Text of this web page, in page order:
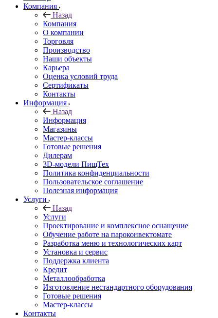
Компания
Назад
Компания
О компании
Торговля
Производство
Наши объекты
Карьера
Оценка условий труда
Сертификаты
Контакты
Информация
Назад
Информация
Магазины
Мастер-классы
Готовые решения
Дилерам
3D-модели ПищТех
Политика конфиденциальности
Пользовательское соглашение
Полезная информация
Услуги
Назад
Услуги
Проектирование и комплексное оснащение
Обучение работе на пароконвектомате
Разработка меню и технологических карт
Установка и сервис
Поддержка клиента
Кредит
Металлообработка
Изготовление нестандартного оборудования
Готовые решения
Мастер-классы
Контакты